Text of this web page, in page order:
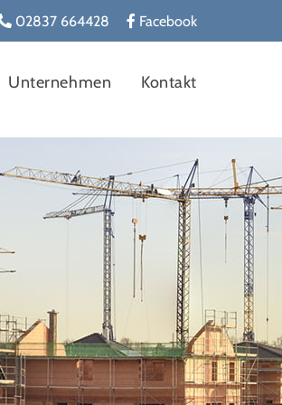
02837 664428 Facebook
Unternehmen Kontakt